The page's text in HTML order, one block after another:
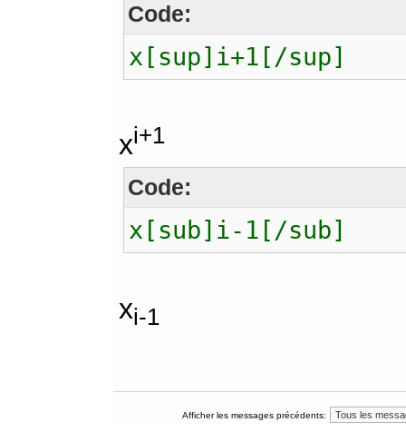
Code:
x[sup]i+1[/sup]
xi+1
Code:
x[sub]i-1[/sub]
xi-1
Afficher les messages précédents: